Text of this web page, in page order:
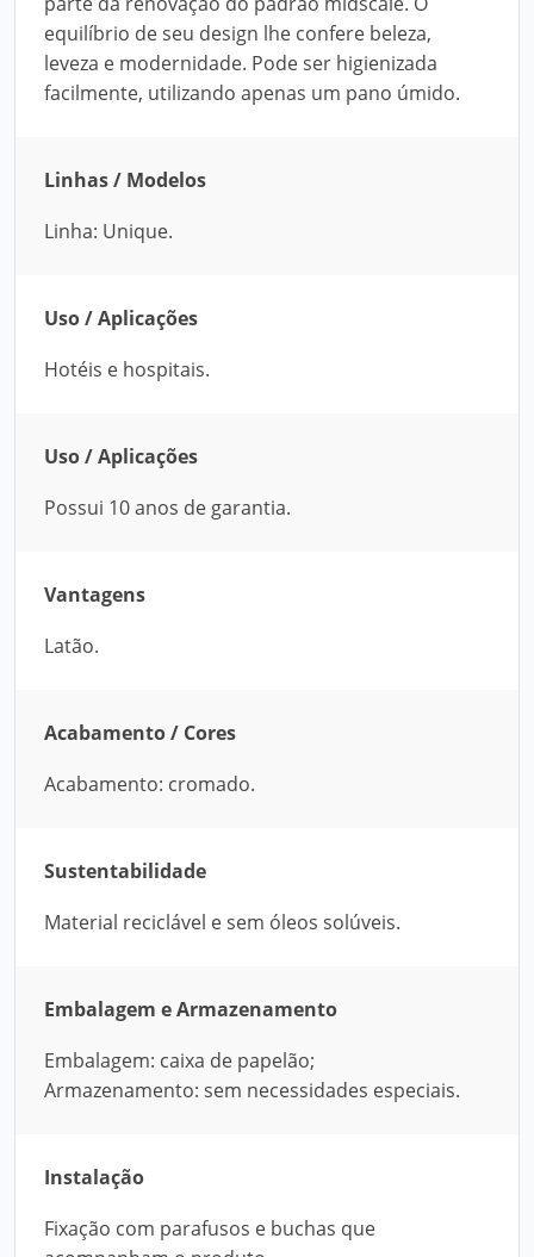
equilíbrio de seu design lhe confere beleza,
leveza e modernidade. Pode ser higienizada
facilmente, utilizando apenas um pano úmido.
Linhas / Modelos
Linha: Unique.
Uso / Aplicações
Hotéis e hospitais.
Uso / Aplicações
Possui 10 anos de garantia.
Vantagens
Latão.
Acabamento / Cores
Acabamento: cromado.
Sustentabilidade
Material reciclável e sem óleos solúveis.
Embalagem e Armazenamento
Embalagem: caixa de papelão;
Armazenamento: sem necessidades especiais.
Instalação
Fixação com parafusos e buchas que